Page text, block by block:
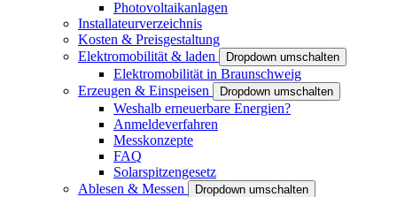
Photovoltaikanlagen
Installateurverzeichnis
Kosten & Preisgestaltung
Elektromobilität & laden
Dropdown umschalten
Elektromobilität in Braunschweig
Erzeugen & Einspeisen
Dropdown umschalten
Weshalb erneuerbare Energien?
Anmeldeverfahren
Messkonzepte
FAQ
Solarspitzengesetz
Ablesen & Messen
Dropdown umschalten